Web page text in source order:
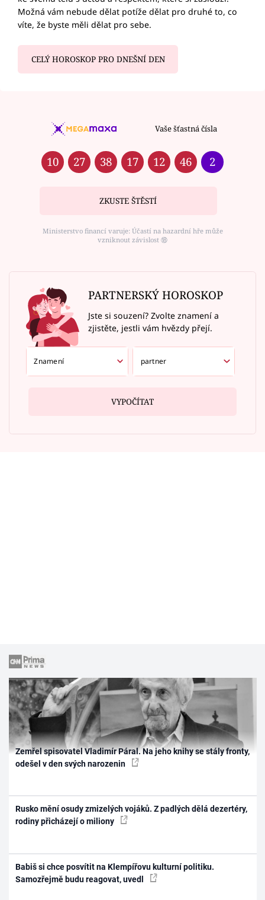
Možná vám nebude dělat potíže dělat pro druhé to, co
víte, že byste měli dělat pro sebe.
CELÝ HOROSKOP PRO DNEŠNÍ DEN
Vaše šťastná čísla
10 27 38 17 12 46 2
ZKUSTE ŠTĚSTÍ
Ministerstvo financí varuje: Účastí na hazardní hře může
vzniknout závislost ⑱
PARTNERSKÝ HOROSKOP
Jste si souzení? Zvolte znamení a
zjistěte, jestli vám hvězdy přejí.
VYPOČÍTAT
Zemřel spisovatel Vladimír Páral. Na jeho knihy se stály fronty,
odešel v den svých narozenin
Rusko mění osudy zmizelých vojáků. Z padlých dělá dezertéry,
rodiny přicházejí o miliony
Babiš si chce posvítit na Klempířovu kulturní politiku.
Samozřejmě budu reagovat, uvedl